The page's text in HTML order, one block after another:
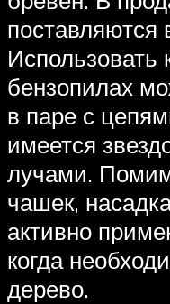
поставляются
Использовать
бензопилах
в паре с
имеется
лучами.
чашек,
активно
когда
дерево.